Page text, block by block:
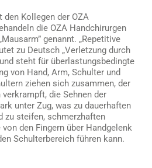
Kollegen der OZA
die OZA Handchirurgen
genannt. „Repetitive
zu Deutsch „Verletzung durch
steht für überlastungsbedingte
von Hand, Arm, Schulter und
ziehen sich zusammen, der
die Sehnen der
unter Zug, was zu dauerhaften
zu steifen, schmerzhaften
den Fingern über Handgelenk
Schulterbereich führen kann.